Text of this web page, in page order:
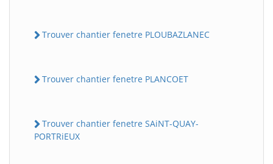
Trouver chantier fenetre PLOUBAZLANEC
Trouver chantier fenetre PLANCOET
Trouver chantier fenetre SAiNT-QUAY-
PORTRiEUX